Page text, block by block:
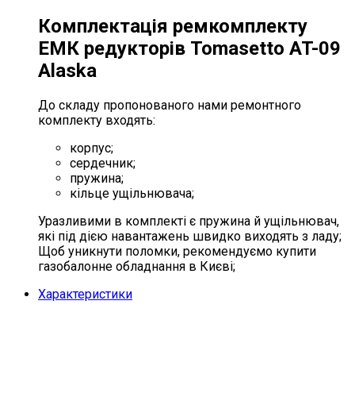
Комплектація ремкомплекту
ЕМК редукторів Tomasetto AT-09
Alaska
До складу пропонованого нами ремонтного
комплекту входять:
корпус;
сердечник;
пружина;
кільце ущільнювача;
Уразливими в комплекті є пружина й ущільнювач,
які під дією навантажень швидко виходять з ладу;
Щоб уникнути поломки, рекомендуємо купити
газобалонне обладнання в Києві;
Характеристики